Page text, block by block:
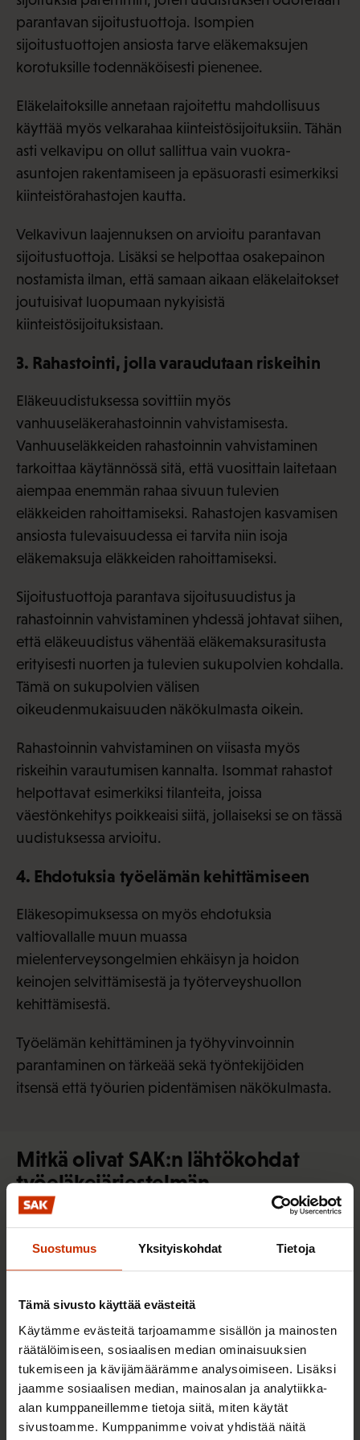
Suostumus Yksityiskohdat Tietoja
Tämä sivusto käyttää evästeitä
Käytämme evästeitä tarjoamamme sisällön ja mainosten
räätälöimiseen, sosiaalisen median ominaisuuksien
tukemiseen ja kävijämäärämme analysoimiseen. Lisäksi
jaamme sosiaalisen median, mainosalan ja analytiikka-
alan kumppaneillemme tietoja siitä, miten käytät
sivustoamme. Kumppanimme voivat yhdistää näitä
parantavan sijoitustuottoja. Isompien
sijoitustuottojen ansiosta tarve eläkemaksujen
korotuksille todennäköisesti pienenee.
Eläkelaitoksille annetaan rajoitettu mahdollisuus
käyttää myös velkarahaa kiinteistösijoituksiin. Tähän
asti velkavipu on ollut sallittua vain vuokra-
asuntojen rakentamiseen ja epäsuorasti esimerkiksi
kiinteistörahastojen kautta.
Velkavivun laajennuksen on arvioitu parantavan
sijoitustuottoja. Lisäksi se helpottaa osakepainon
nostamista ilman, että samaan aikaan eläkelaitokset
joutuisivat luopumaan nykyisistä
kiinteistösijoituksistaan.
3. Rahastointi, jolla varaudutaan riskeihin
Eläkeuudistuksessa sovittiin myös
vanhuuseläkerahastoinnin vahvistamisesta.
Vanhuuseläkkeiden rahastoinnin vahvistaminen
tarkoittaa käytännössä sitä, että vuosittain laitetaan
aiempaa enemmän rahaa sivuun tulevien
eläkkeiden rahoittamiseksi. Rahastojen kasvamisen
ansiosta tulevaisuudessa ei tarvita niin isoja
eläkemaksuja eläkkeiden rahoittamiseksi.
Sijoitustuottoja parantava sijoitusuudistus ja
rahastoinnin vahvistaminen yhdessä johtavat siihen,
että eläkeuudistus vähentää eläkemaksurasitusta
erityisesti nuorten ja tulevien sukupolvien kohdalla.
Tämä on sukupolvien välisen
oikeudenmukaisuuden näkökulmasta oikein.
Rahastoinnin vahvistaminen on viisasta myös
riskeihin varautumisen kannalta. Isommat rahastot
helpottavat esimerkiksi tilanteita, joissa
väestönkehitys poikkeaisi siitä, jollaiseksi se on tässä
uudistuksessa arvioitu.
4. Ehdotuksia työelämän kehittämiseen
Eläkesopimuksessa on myös ehdotuksia
valtiovallalle muun muassa
mielenterveysongelmien ehkäisyn ja hoidon
keinojen selvittämisestä ja työterveyshuollon
kehittämisestä.
Työelämän kehittäminen ja työhyvinvoinnin
parantaminen on tärkeää sekä työntekijöiden
itsensä että työurien pidentämisen näkökulmasta.
Mitkä olivat SAK:n lähtökohdat
työeläkejärjestelmän
uudistamiselle?
SAK:lle tärkeät asiat säilyivät uudistuksessa.
Työeläke on edelleen osa lakisääteistä sosiaaliturvaa
vakuutusmaksuihin. Järjestelmässä on mukana
omaisuudensuoja eli jo maksussa olevat eläkkeet
ovat turvassa. Kaikesta työstä myös kertyy eläkettä.
Lisäksi korostimme neuvotteluissa
etuusperusteisuutta. Tämä tarkoittaa sitä, että